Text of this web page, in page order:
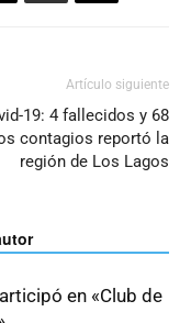
Artículo siguiente
19: 4 fallecidos y 68
contagios reportó la
región de Los Lagos
en «Club de